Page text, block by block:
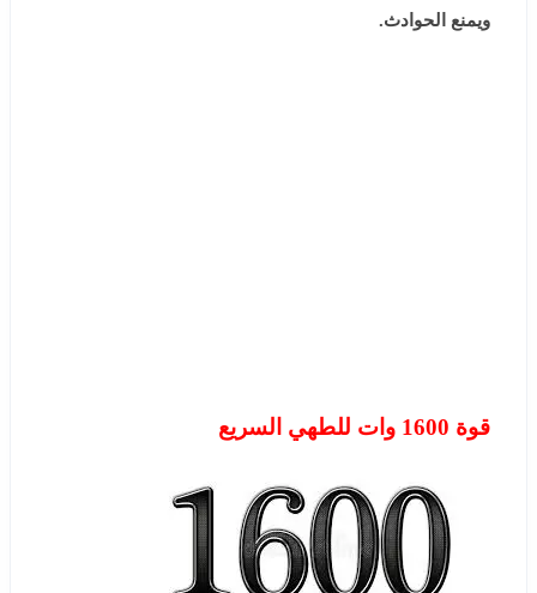
ويمنع الحوادث.
قوة 1600 وات للطهي السريع